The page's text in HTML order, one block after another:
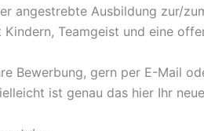
angestrebte Ausbildung zur/
Teamgeist und eine
Bewerbung, gern per E-Mail
ist genau das hier Ihr